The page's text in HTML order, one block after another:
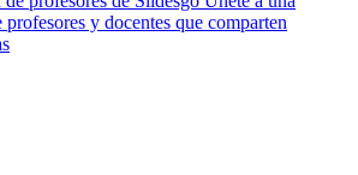
y docentes que comparten